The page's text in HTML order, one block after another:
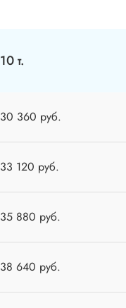
10 т.
30 360 руб.
33 120 руб.
35 880 руб.
38 640 руб.